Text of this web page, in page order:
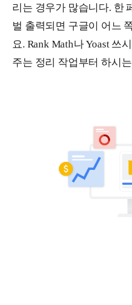
리는 경우가 많습니다. 한
벌 출력되면 구글이 어느
요. Rank Math나 Yoast 쓰
주는 정리 작업부터 하시